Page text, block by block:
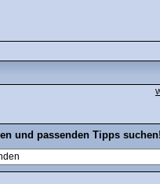
und passenden Tipps suchen!